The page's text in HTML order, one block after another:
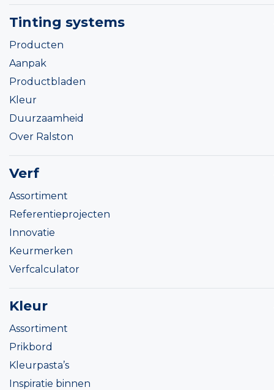
Tinting systems
Producten
Aanpak
Productbladen
Kleur
Duurzaamheid
Over Ralston
Verf
Assortiment
Referentieprojecten
Innovatie
Keurmerken
Verfcalculator
Kleur
Assortiment
Prikbord
Kleurpasta’s
Inspiratie binnen